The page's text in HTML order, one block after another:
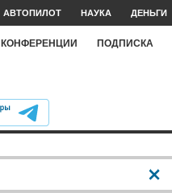
АВТОПИЛОТ НАУКА ДЕНЬГИ
КОНФЕРЕНЦИИ ПОДПИСКА